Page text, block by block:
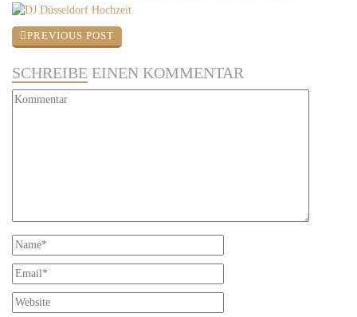
PREVIOUS POST
SCHREIBE EINEN KOMMENTAR